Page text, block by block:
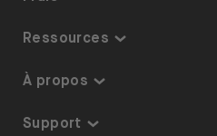
Ressources
Centre de
À propos
Sécurité et garanties
Support